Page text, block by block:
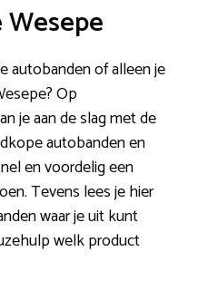
autobanden of alleen je
Op
je aan de slag met de
autobanden en
en voordelig een
Tevens lees je hier
waar je uit kunt
welk product